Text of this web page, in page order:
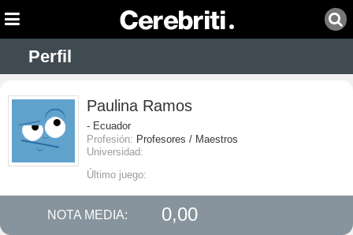
Perfil
Paulina Ramos
- Ecuador
Profesión: Profesores / Maestros
Universidad:
Último juego:
NOTA MEDIA: 0,00